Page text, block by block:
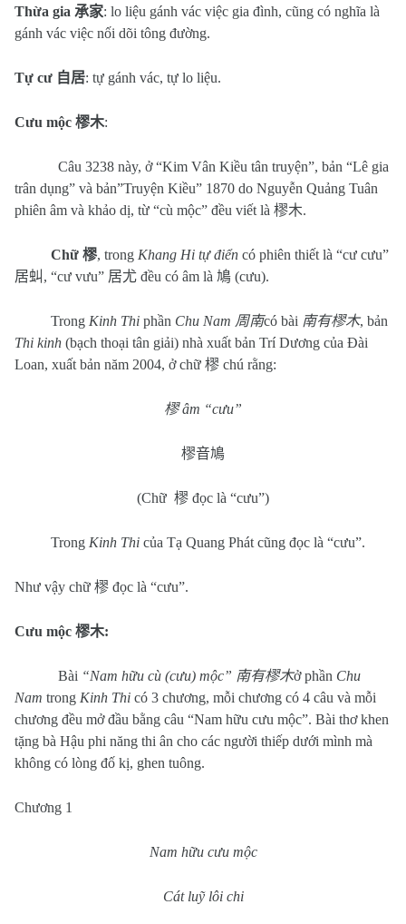
Thừa gia 承家: lo liệu gánh vác việc gia đình, cũng có nghĩa là
gánh vác việc nối dõi tông đường.
Tự cư 自居: tự gánh vác, tự lo liệu.
Cưu mộc 樛木:
Câu 3238 này, ở “Kim Vân Kiều tân truyện”, bản “Lê gia
trân dụng” và bản”Truyện Kiều” 1870 do Nguyễn Quảng Tuân
phiên âm và khảo dị, từ “cù mộc” đều viết là 樛木.
Chữ 樛, trong Khang Hi tự điển có phiên thiết là “cư cưu”
居虯 , “cư vưu” 居尤 đều có âm là 鳩 (cưu).
Trong Kinh Thi phần Chu Nam 周南có bài 南有樛木, bản
Thi kinh (bạch thoại tân giải) nhà xuất bản Trí Dương của Đài
Loan, xuất bản năm 2004, ở chữ 樛 chú rằng:
樛 âm “cưu”
樛音鳩
(Chữ 樛 đọc là “cưu”)
Trong Kinh Thi của Tạ Quang Phát cũng đọc là “cưu”.
Như vậy chữ 樛 đọc là “cưu”.
Cưu mộc 樛木:
Bài “Nam hữu cù (cưu) mộc” 南有樛木ở phần Chu
Nam trong Kinh Thi có 3 chương, mỗi chương có 4 câu và mỗi
chương đều mở đầu bằng câu “Nam hữu cưu mộc”. Bài thơ khen
tặng bà Hậu phi năng thi ân cho các người thiếp dưới mình mà
không có lòng đố kị, ghen tuông.
Chương 1
Nam hữu cưu mộc
Cát luỹ lôi chi